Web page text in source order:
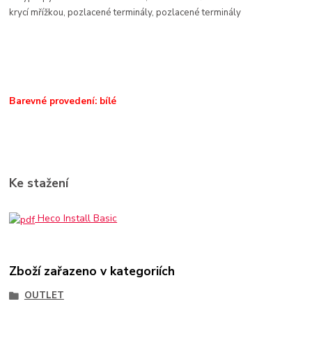
krycí mřížkou, pozlacené terminály, pozlacené terminály
Barevné provedení: bílé
Ke stažení
Heco Install Basic
Zboží zařazeno v kategoriích
OUTLET